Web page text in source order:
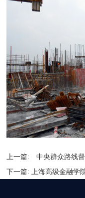
上一篇:
中央群众路线
下一篇:
上海高级金融学